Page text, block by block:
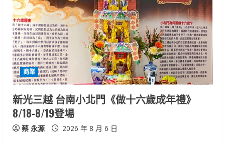
R
e
a
d
i
n
g
商業
新光三越 台南小北門《做十六歲成年禮》
8/18-8/19登場
蔡 永源 2026 年 8 月 6 日